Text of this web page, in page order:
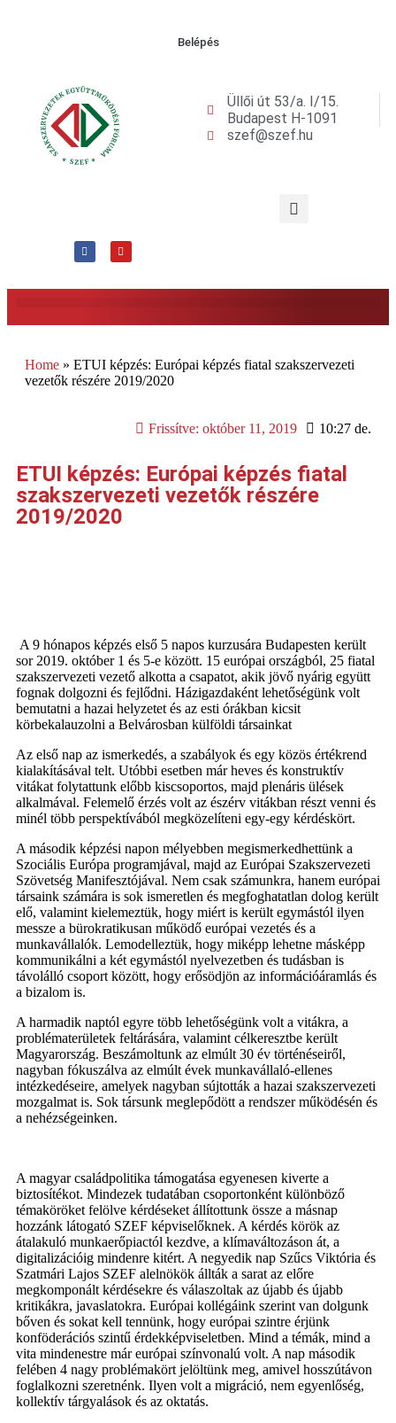
Belépés
Üllői út 53/a. I/15.
Budapest H-1091
szef@szef.hu
Home » ETUI képzés: Európai képzés fiatal szakszervezeti
vezetők részére 2019/2020
Frissítve: október 11, 2019 10:27 de.
ETUI képzés: Európai képzés fiatal
szakszervezeti vezetők részére
2019/2020
A 9 hónapos képzés első 5 napos kurzusára Budapesten került
sor 2019. október 1 és 5-e között. 15 európai országból, 25 fiatal
szakszervezeti vezető alkotta a csapatot, akik jövő nyárig együtt
fognak dolgozni és fejlődni. Házigazdaként lehetőségünk volt
bemutatni a hazai helyzetet és az esti órákban kicsit
körbekalauzolni a Belvárosban külföldi társainkat
Az első nap az ismerkedés, a szabályok és egy közös értékrend
kialakításával telt. Utóbbi esetben már heves és konstruktív
vitákat folytattunk előbb kiscsoportos, majd plenáris ülések
alkalmával. Felemelő érzés volt az észérv vitákban részt venni és
minél több perspektívából megközelíteni egy-egy kérdéskört.
A második képzési napon mélyebben megismerkedhettünk a
Szociális Európa programjával, majd az Európai Szakszervezeti
Szövetség Manifesztójával. Nem csak számunkra, hanem európai
társaink számára is sok ismeretlen és megfoghatatlan dolog került
elő, valamint kielemeztük, hogy miért is került egymástól ilyen
messze a bürokratikusan működő európai vezetés és a
munkavállalók. Lemodelleztük, hogy miképp lehetne másképp
kommunikálni a két egymástól nyelvezetben és tudásban is
távolálló csoport között, hogy erősödjön az információáramlás és
a bizalom is.
A harmadik naptól egyre több lehetőségünk volt a vitákra, a
problématerületek feltárására, valamint célkeresztbe került
Magyarország. Beszámoltunk az elmúlt 30 év történéseiről,
nagyban fókuszálva az elmúlt évek munkavállaló-ellenes
intézkedéseire, amelyek nagyban sújtották a hazai szakszervezeti
mozgalmat is. Sok társunk meglepődött a rendszer működésén és
a nehézségeinken.
A magyar családpolitika támogatása egyenesen kiverte a
biztosítékot. Mindezek tudatában csoportonként különböző
témaköröket felölve kérdéseket állítottunk össze a másnap
hozzánk látogató SZEF képviselőknek. A kérdés körök az
átalakuló munkaerőpiactól kezdve, a klímaváltozáson át, a
digitalizációig mindenre kitért. A negyedik nap Szűcs Viktória és
Szatmári Lajos SZEF alelnökök állták a sarat az előre
megkomponált kérdésekre és válaszoltak az újabb és újabb
kritikákra, javaslatokra. Európai kollégáink szerint van dolgunk
bőven és sokat kell tennünk, hogy európai szintre érjünk
konföderációs szintű érdekképviseletben. Mind a témák, mind a
vita mindenestre már európai színvonalú volt. A nap második
felében 4 nagy problémakört jelöltünk meg, amivel hosszútávon
foglalkozni szeretnénk. Ilyen volt a migráció, nem egyenlőség,
kollektív tárgyalások és az oktatás.